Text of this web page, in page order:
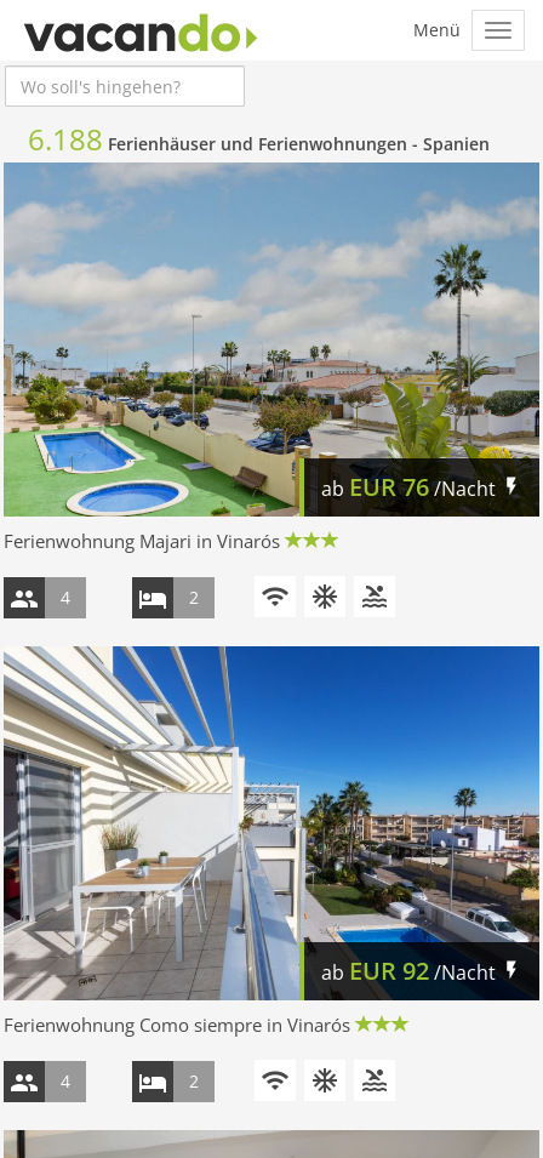
6.188 Ferienhäuser und Ferienwohnungen - Spanien
ab EUR76/Nacht
Ferienwohnung Majari in Vinarós
4 2
ab EUR92/Nacht
Ferienwohnung Como siempre in Vinarós
4 2